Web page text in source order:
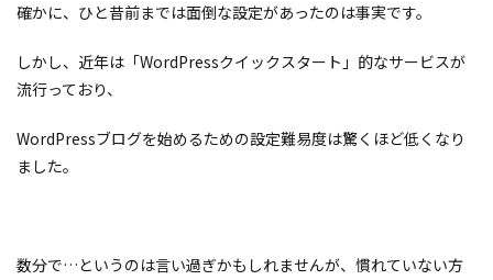
確かに、ひと昔前までは面倒な設定があったのは事実です。
しかし、近年は「WordPressクイックスタート」的なサービスが
流行っており、
WordPressブログを始めるための設定難易度は驚くほど低くなり
ました。
数分で…というのは言い過ぎかもしれませんが、慣れていない方